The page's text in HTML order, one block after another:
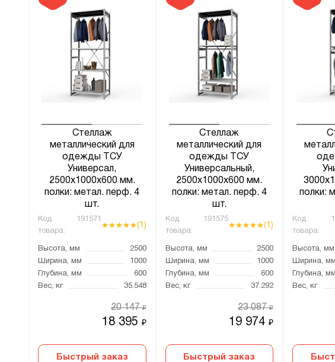
Стеллаж
металлический для
одежды ТСУ
Универсал,
2500х1000х600 мм.
полки: метал. перф. 4
шт.
Код
товара:
191571
(1)
Высота, мм
2500
Ширина, мм
1000
Глубина, мм
600
Вес, кг
35.548
18 395 ₽
20 147₽
Быстрый заказ
Стеллаж
металлический для
одежды ТСУ
Универсальный,
2500х1000х600 мм.
полки: метал. перф. 4
шт.
Код
товара:
191575
(1)
Высота, мм
2500
Ширина, мм
1000
Глубина, мм
600
Вес, кг
37.292
19 974₽
23 087₽
Быстрый заказ
полки:
Код
товара:
Высота, мм
Ширина, мм
Глубина, мм
Вес, кг